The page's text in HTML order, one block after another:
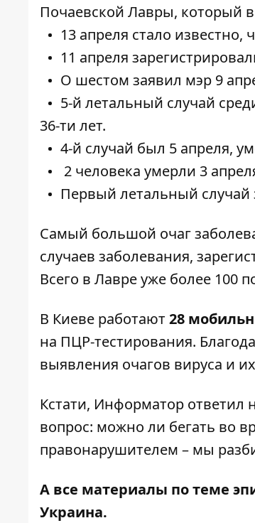
Почаевской Лавры, который
13 апреля стало известно,
11 апреля
О шестом заявил мэр 9
5-й летальный случай
36-ти лет.
4-й случай был 5 апреля,
2 человека умерли 3
Первый летальный случай
Самый большой очаг
случаев заболевания,
Всего в Лавре уже более 100
В Киеве работают 28
на ПЦР-тестирования.
выявления очагов вируса и
Кстати, Информатор
вопрос: можно ли бегать во
правонарушителем – мы
А все материалы по теме
Украина.